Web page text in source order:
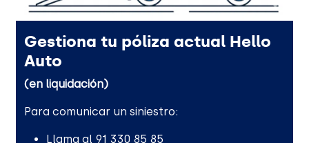
Gestiona tu póliza actual Hello
Auto
(en liquidación)
Para comunicar un siniestro:
Llama al 91 330 85 85